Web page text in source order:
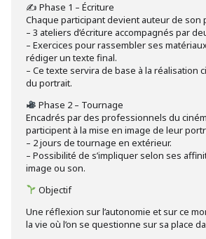
✍️ Phase 1 – Écriture
Chaque participant devient auteur de son
– 3 ateliers d’écriture accompagnés par
– Exercices pour rassembler ses
rédiger un texte final.
– Ce texte servira de base à la réalisation
du portrait.
Phase 2 – Tournage
Encadrés par des professionnels du
participent à la mise en image de leur
– 2 jours de tournage en extérieur.
– Possibilité de s’impliquer selon ses
image ou son.
Objectif
Une réflexion sur l’autonomie et sur ce
la vie où l’on se questionne sur sa place